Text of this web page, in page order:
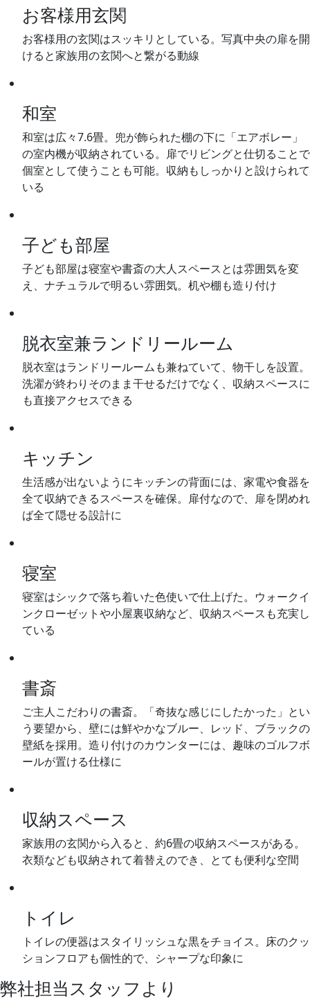
お客様用玄関
お客様用の玄関はスッキリとしている。写真中央の扉を開
けると家族用の玄関へと繋がる動線
和室
和室は広々7.6畳。兜が飾られた棚の下に「エアボレー」
の室内機が収納されている。扉でリビングと仕切ることで
個室として使うことも可能。収納もしっかりと設けられて
いる
子ども部屋
子ども部屋は寝室や書斎の大人スペースとは雰囲気を変
え、ナチュラルで明るい雰囲気。机や棚も造り付け
脱衣室兼ランドリールーム
脱衣室はランドリールームも兼ねていて、物干しを設置。
洗濯が終わりそのまま干せるだけでなく、収納スペースに
も直接アクセスできる
キッチン
生活感が出ないようにキッチンの背面には、家電や食器を
全て収納できるスペースを確保。扉付なので、扉を閉めれ
ば全て隠せる設計に
寝室
寝室はシックで落ち着いた色使いで仕上げた。ウォークイ
ンクローゼットや小屋裏収納など、収納スペースも充実し
ている
書斎
ご主人こだわりの書斎。「奇抜な感じにしたかった」とい
う要望から、壁には鮮やかなブルー、レッド、ブラックの
壁紙を採用。造り付けのカウンターには、趣味のゴルフボ
ールが置ける仕様に
収納スペース
家族用の玄関から入ると、約6畳の収納スペースがある。
衣類なども収納されて着替えのでき、とても便利な空間
トイレ
トイレの便器はスタイリッシュな黒をチョイス。床のクッ
ションフロアも個性的で、シャープな印象に
弊社担当スタッフより